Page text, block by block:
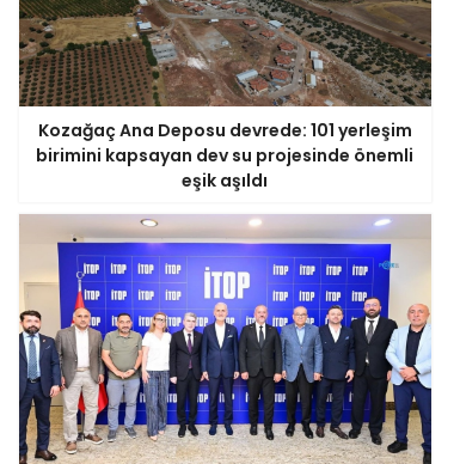
Kozağaç Ana Deposu devrede: 101 yerleşim
birimini kapsayan dev su projesinde önemli
eşik aşıldı